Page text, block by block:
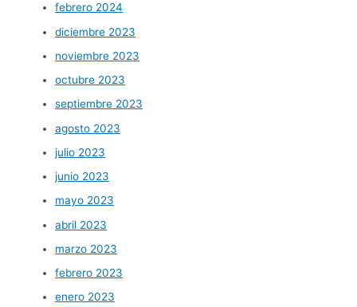
febrero 2024
diciembre 2023
noviembre 2023
octubre 2023
septiembre 2023
agosto 2023
julio 2023
junio 2023
mayo 2023
abril 2023
marzo 2023
febrero 2023
enero 2023